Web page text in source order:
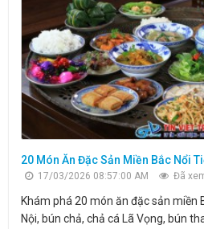
20 Món Ăn Đặc Sản Miền Bắc Nổi
17/03/2026 08:57:00 AM Đã
Khám phá 20 món ăn đặc sản miền
Nội, bún chả, chả cá Lã Vọng, bún